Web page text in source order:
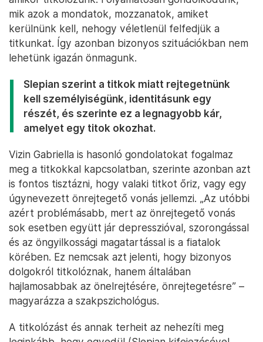
mik azok a mondatok, mozzanatok, amiket
kerülnünk kell, nehogy véletlenül felfedjük a
titkunkat. Így azonban bizonyos szituációkban nem
lehetünk igazán önmagunk.
Slepian szerint a titkok miatt rejtegetnünk
kell személyiségünk, identitásunk egy
részét, és szerinte ez a legnagyobb kár,
amelyet egy titok okozhat.
Vizin Gabriella is hasonló gondolatokat fogalmaz
meg a titkokkal kapcsolatban, szerinte azonban azt
is fontos tisztázni, hogy valaki titkot őriz, vagy egy
úgynevezett önrejtegető vonás jellemzi. „Az utóbbi
azért problémásabb, mert az önrejtegető vonás
sok esetben együtt jár depresszióval, szorongással
és az öngyilkossági magatartással is a fiatalok
körében. Ez nemcsak azt jelenti, hogy bizonyos
dolgokról titkolóznak, hanem általában
hajlamosabbak az önelrejtésére, önrejtegetésre” –
magyarázza a szakpszichológus.
A titkolózást és annak terheit az nehezíti meg